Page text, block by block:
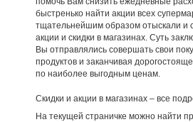
быстренько найти акции всех
тщательнейшим образом отыскали и
акции и скидки в магазинах. Суть
Вы отправлялись совершать свои
продуктов и заканчивая
по наиболее выгодным ценам.
Скидки и акции в магазинах – все
На текущей страничке можно найти